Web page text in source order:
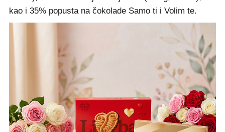
kao i 35% popusta na čokolade Samo ti i Volim te.